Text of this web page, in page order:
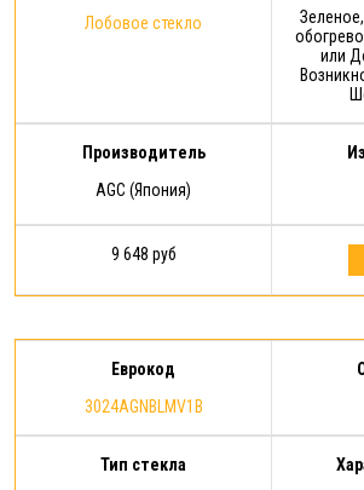
Лобовое стекло
или
Производитель
AGC (Япония)
9 648 руб
Еврокод
3024AGNBLMV1B
Тип стекла